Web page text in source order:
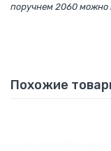
поручнем 2060 можно
Похожие